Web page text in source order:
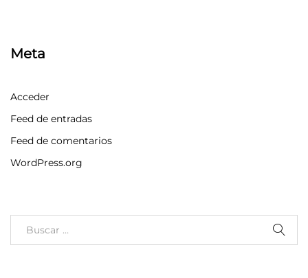
Meta
Acceder
Feed de entradas
Feed de comentarios
WordPress.org